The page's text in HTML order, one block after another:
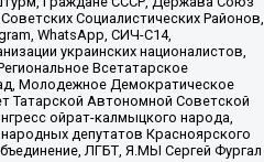
Социалистических Районов,
WhatsApp, СИЧ-С14,
украинских националистов,
Всетатарское
Молодежное Демократическое
Татарской Автономной Советской
ойрат-калмыцкого народа,
депутатов Красноярского
ЛГБТ, Я.МЫ Сергей Фургал